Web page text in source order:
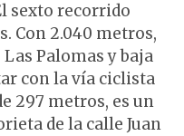
sexto recorrido
Con 2.040 metros,
Palomas y baja
con la vía ciclista
297 metros, es un
de la calle Juan